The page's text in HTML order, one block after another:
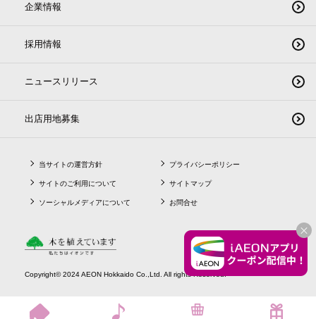
企業情報
採用情報
ニュースリリース
出店用地募集
当サイトの運営方針
サイトのご利用について
ソーシャルメディアについて
プライバシーポリシー
サイトマップ
お問合せ
Copyright© 2024 AEON Hokkaido Co.,Ltd. All rights Reserved.